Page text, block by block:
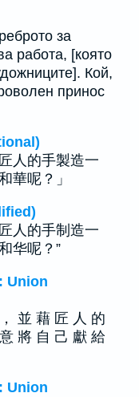
за
работа, [която
Кой,
принос
人的手製造一
華呢？」
人的手制造一
华呢？”
Union
並 藉 匠 人 的
將 自 己 獻 給
Union